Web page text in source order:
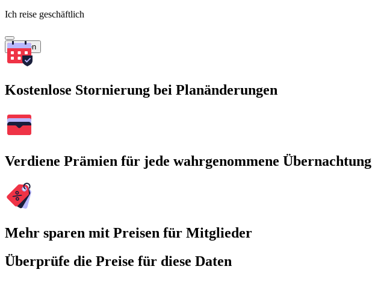
Ich reise geschäftlich
Suchen
Kostenlose Stornierung bei Planänderungen
Verdiene Prämien für jede wahrgenommene Übernachtung
Mehr sparen mit Preisen für Mitglieder
Überprüfe die Preise für diese Daten